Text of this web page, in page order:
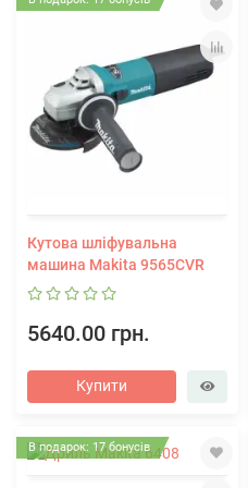
Кутова шліфувальна
машина Makita 9565CVR
5640.00 грн.
Купити
В подарок: 17 бонусів